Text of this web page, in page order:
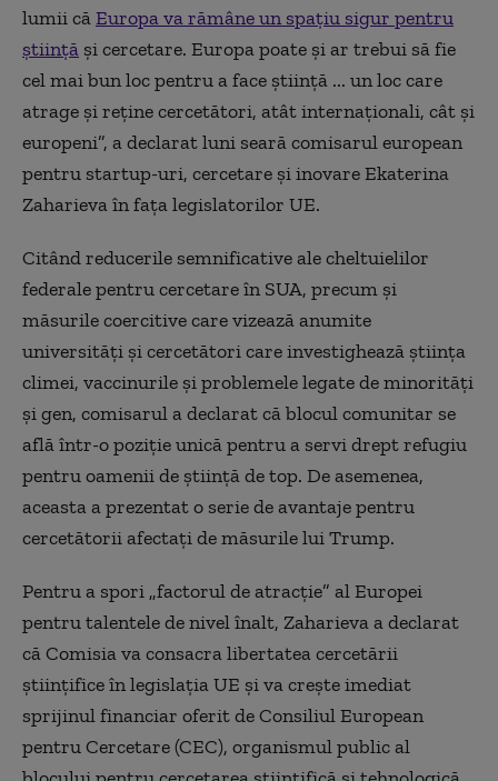
lumii căEuropa va rămâne un spațiu sigur pentru
știință și cercetare. Europa poate și ar trebui să fie
cel mai bun loc pentru a face știință ... un loc care
atrage și reține cercetători, atât internaționali, cât și
europeni”, a declarat luni seară comisarul european
pentru startup-uri, cercetare și inovare Ekaterina
Zaharieva în fața legislatorilor UE.
Citând reducerile semnificative ale cheltuielilor
federale pentru cercetare în SUA, precum și
măsurile coercitive care vizează anumite
universități și cercetători care investighează știința
climei, vaccinurile și problemele legate de minorități
și gen, comisarul a declarat că blocul comunitar se
află într-o poziție unică pentru a servi drept refugiu
pentru oamenii de știință de top. De asemenea,
aceasta a prezentat o serie de avantaje pentru
cercetătorii afectați de măsurile lui Trump.
Pentru a spori „factorul de atracție” al Europei
pentru talentele de nivel înalt, Zaharieva a declarat
că Comisia va consacra libertatea cercetării
științifice în legislația UE și va crește imediat
sprijinul financiar oferit de Consiliul European
pentru Cercetare (CEC), organismul public al